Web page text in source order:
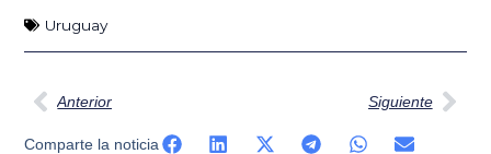
Uruguay
Ant
Anterior Siguiente
Comparte la noticia